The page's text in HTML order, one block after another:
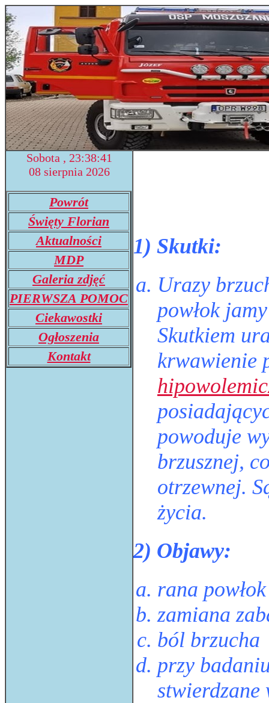
Sobota , 23:38:41
08 sierpnia 2026
Powrót
Święty Florian
Aktualności
MDP
Galeria zdjęć
PIERWSZA POMOC
Ciekawostki
Ogłoszenia
Kontakt
1) Skutki:
Urazy
powłok
Skutkiem
krwawienie
powoduje
brzusznej,
otrzewnej.
życia.
2) Objawy:
rana
zamiana
ból brzucha
przy
stwierdzane